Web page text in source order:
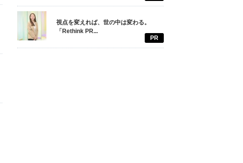
視点を変えれば、世の中は変わる。
「Rethink PR...
PR